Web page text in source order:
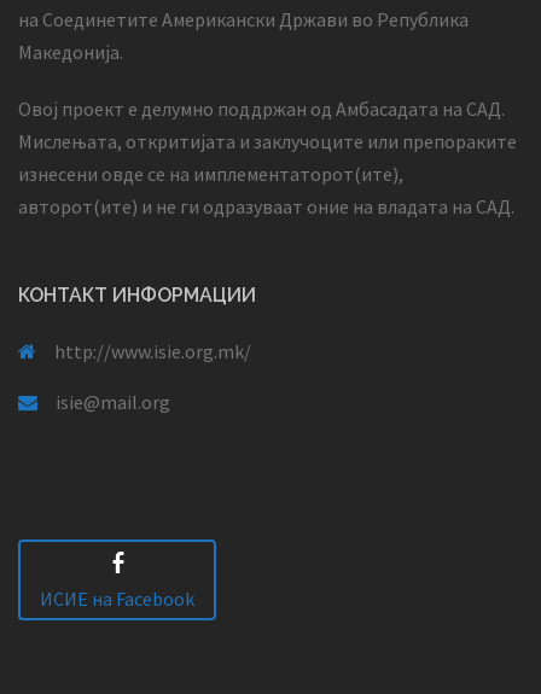
на Соединетите Американски Држави во Република
Македонија.
Овој проект е делумно поддржан од Амбасадата на САД.
Мислењата, откритијата и заклучоците или препораките
изнесени овде се на имплементаторот(ите),
авторот(ите) и не ги одразуваат оние на владата на САД.
КОНТАКТ ИНФОРМАЦИИ
http://www.isie.org.mk/
isie@mail.org
ИСИЕ на Facebook